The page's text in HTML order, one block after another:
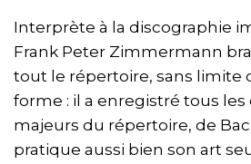
Interprète à la discographie
Frank Peter Zimmermann
tout le répertoire, sans limite
forme : il a enregistré tous
majeurs du répertoire, de
pratique aussi bien son art